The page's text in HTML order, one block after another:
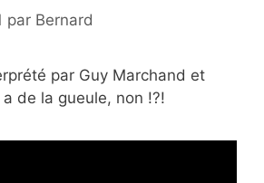
par Bernard
par Guy Marchand et
de la gueule, non !?!